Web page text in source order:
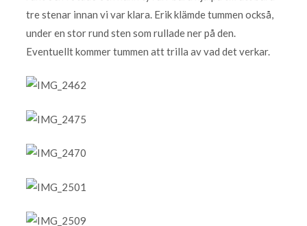
tre stenar innan vi var klara. Erik klämde tummen också,
under en stor rund sten som rullade ner på den.
Eventuellt kommer tummen att trilla av vad det verkar.